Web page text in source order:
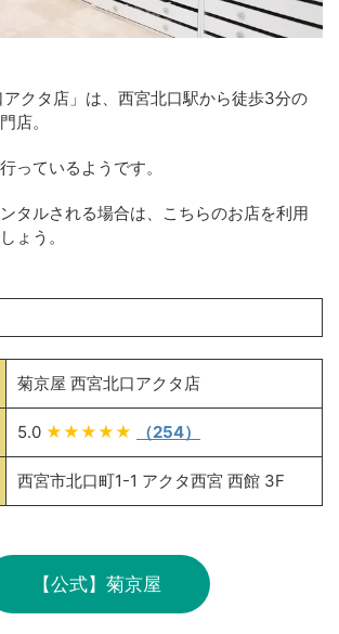
アクタ店」は、西宮北口駅から徒歩3分の
店。
っているようです。
タルされる場合は、こちらのお店を利用
ょう。
菊京屋 西宮北口アクタ店
5.0 ★★★★★ （254）
西宮市北口町1-1 アクタ西宮 西館 3F
【公式】菊京屋